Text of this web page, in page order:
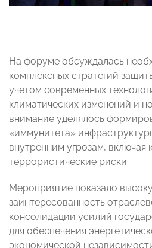
На форуме обсуждалась
комплексных стратегий
учетом современных
климатических изменений и
внимание уделялось
«иммунитета»
внутренним угрозам, включая
террористические риски.
Мероприятие показало
заинтересованность
консолидации усилий
для обеспечения
экономической